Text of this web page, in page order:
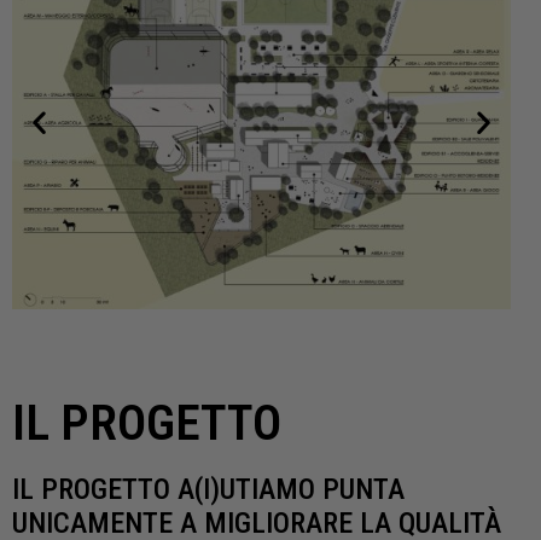
IL PROGETTO
IL PROGETTO A(I)UTIAMO PUNTA
UNICAMENTE A MIGLIORARE LA QUALITÀ